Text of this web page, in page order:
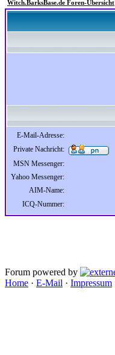
Witch.BarksBase.de Foren-Übersicht
E-Mail-Adresse:
Private Nachricht:
MSN Messenger:
Yahoo Messenger:
AIM-Name:
ICQ-Nummer:
Forum powered by
Home · E-Mail · Impressum